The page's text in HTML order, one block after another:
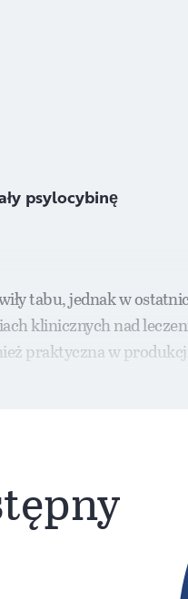
psylocybinę
tabu, jednak w
klinicznych nad
praktyczna w